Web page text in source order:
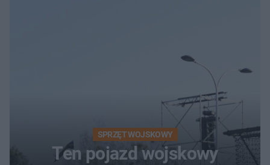
SPRZĘT WOJSKOWY
Ten pojazd wojskowy